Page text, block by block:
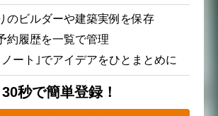
のビルダーや建築実例を保存
約履歴を一覧で管理
ート｣でアイデアをひとまとめに
30秒で簡単登録！